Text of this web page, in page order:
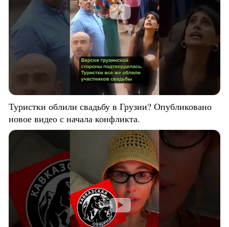
Туристки облили свадьбу в Грузии? Опубликовано
новое видео с начала конфликта.